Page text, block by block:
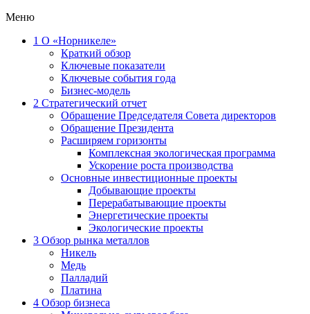
Меню
1 О «Норникеле»
Краткий обзор
Ключевые показатели
Ключевые события года
Бизнес-модель
2 Стратегический отчет
Обращение Председателя Совета директоров
Обращение Президента
Расширяем горизонты
Комплексная экологическая программа
Ускорение роста производства
Основные инвестиционные проекты
Добывающие проекты
Перерабатывающие проекты
Энергетические проекты
Экологические проекты
3 Обзор рынка металлов
Никель
Медь
Палладий
Платина
4 Обзор бизнеса